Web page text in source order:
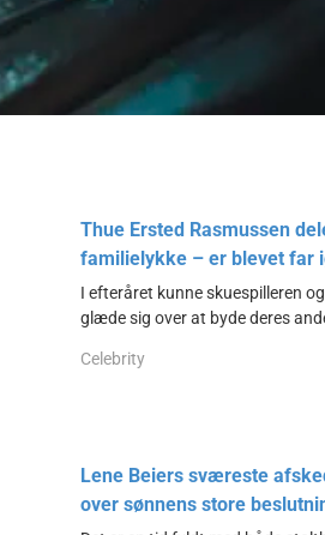
Thue Ersted Rasmussen
familielykke – er blevet far
I efteråret kunne skuespilleren
glæde sig over at byde deres
Celebrity
Lene Beiers sværeste
over sønnens store